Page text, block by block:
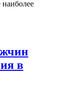
наиболее
в